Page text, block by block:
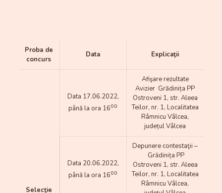
Proba de
concurs
Data Explicaţii
Selecţie
Data 17.06.2022,
până la ora 1600
Afişare rezultate
Avizier Grădinița PP
Ostroveni 1, str. Aleea
Teilor, nr. 1, Localitatea
Râmnicu Vâlcea,
județul Vâlcea
Data 20.06.2022,
până la ora 1600
Depunere contestaţii –
Grădinița PP
Ostroveni 1, str. Aleea
Teilor, nr. 1, Localitatea
Râmnicu Vâlcea,